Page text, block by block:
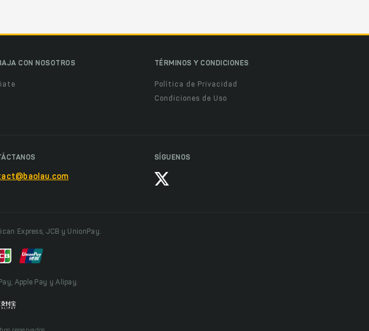
CON NOSOTROS TÉRMINOS Y CONDICIONES
Política de Privacidad
Condiciones de Uso
SÍGUENOS
Express, JCB y UnionPay.
Apple Pay y Alipay.